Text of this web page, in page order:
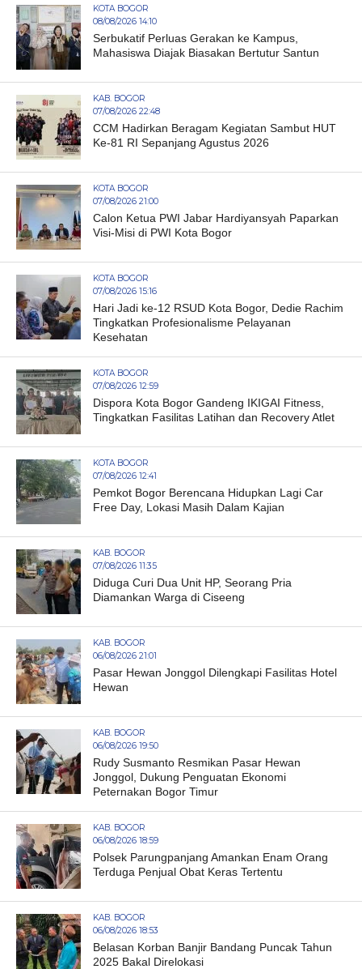
KOTA BOGOR
08/08/2026 14:10
Serbukatif Perluas Gerakan ke Kampus,
Mahasiswa Diajak Biasakan Bertutur Santun
KAB. BOGOR
07/08/2026 22:48
CCM Hadirkan Beragam Kegiatan Sambut HUT
Ke-81 RI Sepanjang Agustus 2026
KOTA BOGOR
07/08/2026 21:00
Calon Ketua PWI Jabar Hardiyansyah Paparkan
Visi-Misi di PWI Kota Bogor
KOTA BOGOR
07/08/2026 15:16
Hari Jadi ke-12 RSUD Kota Bogor, Dedie Rachim
Tingkatkan Profesionalisme Pelayanan
Kesehatan
KOTA BOGOR
07/08/2026 12:59
Dispora Kota Bogor Gandeng IKIGAI Fitness,
Tingkatkan Fasilitas Latihan dan Recovery Atlet
KOTA BOGOR
07/08/2026 12:41
Pemkot Bogor Berencana Hidupkan Lagi Car
Free Day, Lokasi Masih Dalam Kajian
KAB. BOGOR
07/08/2026 11:35
Diduga Curi Dua Unit HP, Seorang Pria
Diamankan Warga di Ciseeng
KAB. BOGOR
06/08/2026 21:01
Pasar Hewan Jonggol Dilengkapi Fasilitas Hotel
Hewan
KAB. BOGOR
06/08/2026 19:50
Rudy Susmanto Resmikan Pasar Hewan
Jonggol, Dukung Penguatan Ekonomi
Peternakan Bogor Timur
KAB. BOGOR
06/08/2026 18:59
Polsek Parungpanjang Amankan Enam Orang
Terduga Penjual Obat Keras Tertentu
KAB. BOGOR
06/08/2026 18:53
Belasan Korban Banjir Bandang Puncak Tahun
2025 Bakal Direlokasi